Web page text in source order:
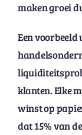
maken groei
Een
klanten. Elke
winst op
dat 15% van